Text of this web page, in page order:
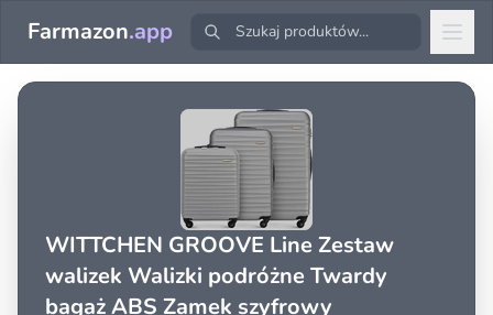
Farmazon.app
WITTCHEN GROOVE Line Zestaw
walizek Walizki podróżne Twardy
bagaż ABS Zamek szyfrowy